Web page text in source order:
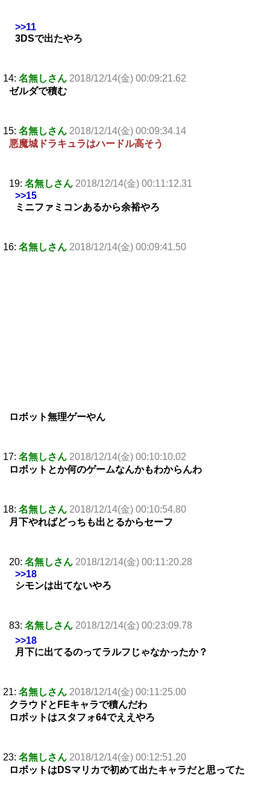
>>11
3DSで出たやろ
14: 名無しさん 2018/12/14(金) 00:09:21.62
ゼルダで積む
15: 名無しさん 2018/12/14(金) 00:09:34.14
悪魔城ドラキュラはハードル高そう
19: 名無しさん 2018/12/14(金) 00:11:12.31
>>15
ミニファミコンあるから余裕やろ
16: 名無しさん 2018/12/14(金) 00:09:41.50
ロボット無理ゲーやん
17: 名無しさん 2018/12/14(金) 00:10:10.02
ロボットとか何のゲームなんかもわからんわ
18: 名無しさん 2018/12/14(金) 00:10:54.80
月下やればどっちも出とるからセーフ
20: 名無しさん 2018/12/14(金) 00:11:20.28
>>18
シモンは出てないやろ
83: 名無しさん 2018/12/14(金) 00:23:09.78
>>18
月下に出てるのってラルフじゃなかったか？
21: 名無しさん 2018/12/14(金) 00:11:25.00
クラウドとFEキャラで積んだわ
ロボットはスタフォ64でええやろ
23: 名無しさん 2018/12/14(金) 00:12:51.20
ロボットはDSマリカで初めて出たキャラだと思ってた